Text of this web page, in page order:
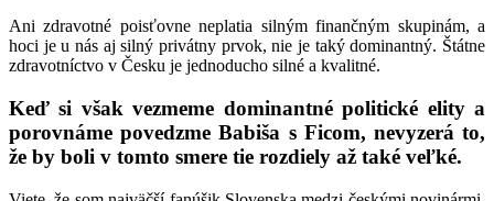
Ani zdravotné poisťovne neplatia silným finančným skupinám, a
hoci je u nás aj silný privátny prvok, nie je taký dominantný. Štátne
zdravotníctvo v Česku je jednoducho silné a kvalitné.
Keď si však vezmeme dominantné politické elity a
porovnáme povedzme Babiša s Ficom, nevyzerá to,
že by boli v tomto smere tie rozdiely až také veľké.